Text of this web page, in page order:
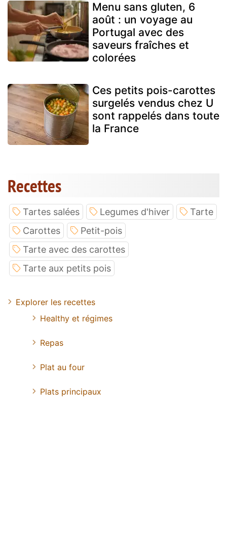
Menu sans gluten, 6
août : un voyage au
Portugal avec des
saveurs fraîches et
colorées
Ces petits pois-carottes
surgelés vendus chez U
sont rappelés dans toute
la France
Recettes
Tartes salées Legumes d'hiver
Tarte
Carottes
Petit-pois
Tarte avec des carottes
Tarte aux petits pois
Explorer les recettes
Healthy et régimes
Repas
Plat au four
Plats principaux